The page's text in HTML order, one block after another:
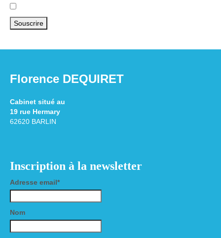
Florence DEQUIRET
Cabinet situé au
19 rue Hermary
62620 BARLIN
Inscription à la newsletter
Adresse email*
Nom